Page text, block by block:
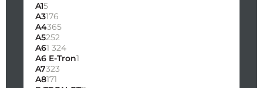
A15
A3176
A4365
A5252
A61 324
A6 E-Tron1
A7323
A8171